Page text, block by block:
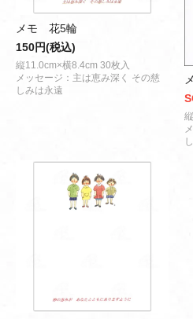
メモ 花5輪
150円(税込)
縦11.0cm×横8.4cm 30枚入
メッセージ：主は恵み深く その慈
しみは永遠